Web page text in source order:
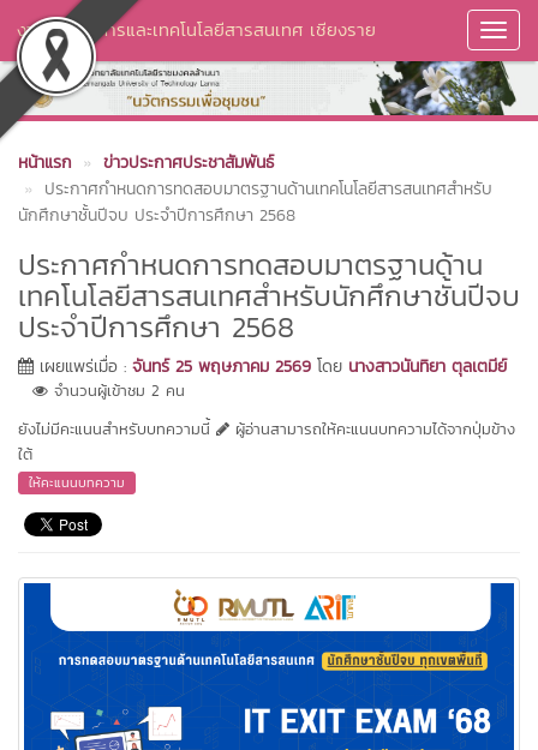
งานวิทยบริการและเทคโนโลยีสารสนเทศ เชียงราย
หน้าแรก
ข่าวประกาศประชาสัมพันธ์
ประกาศกำหนดการทดสอบมาตรฐานด้านเทคโนโลยีสารสนเทศสำหรับ
นักศึกษาชั้นปีจบ ประจำปีการศึกษา 2568
ประกาศกำหนดการทดสอบมาตรฐานด้าน
เทคโนโลยีสารสนเทศสำหรับนักศึกษาชั้นปีจบ
ประจำปีการศึกษา 2568
เผยแพร่เมื่อ : จันทร์ 25 พฤษภาคม 2569 โดย นางสาวนันทิยา ตุลเตมีย์
จำนวนผู้เข้าชม 2 คน
ยังไม่มีคะแนนสำหรับบทความนี้
ผู้อ่านสามารถให้คะแนนบทความได้จากปุ่มข้าง
ใต้
ให้คะแนนบทความ